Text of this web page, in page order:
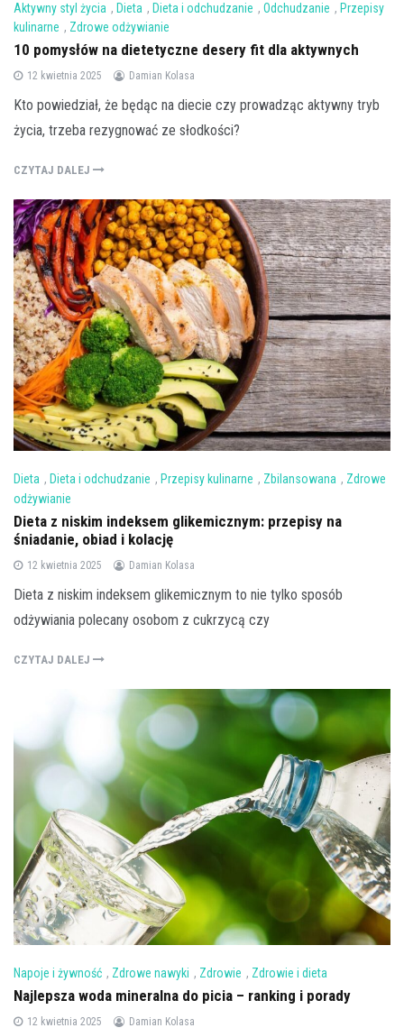
Aktywny styl życia , Dieta , Dieta i odchudzanie , Odchudzanie , Przepisy
kulinarne , Zdrowe odżywianie
10 pomysłów na dietetyczne desery fit dla aktywnych
12 kwietnia 2025 Damian Kolasa
Kto powiedział, że będąc na diecie czy prowadząc aktywny tryb
życia, trzeba rezygnować ze słodkości?
CZYTAJ DALEJ
Dieta , Dieta i odchudzanie , Przepisy kulinarne , Zbilansowana , Zdrowe
odżywianie
Dieta z niskim indeksem glikemicznym: przepisy na
śniadanie, obiad i kolację
12 kwietnia 2025 Damian Kolasa
Dieta z niskim indeksem glikemicznym to nie tylko sposób
odżywiania polecany osobom z cukrzycą czy
CZYTAJ DALEJ
Napoje i żywność , Zdrowe nawyki , Zdrowie , Zdrowie i dieta
Najlepsza woda mineralna do picia – ranking i porady
12 kwietnia 2025 Damian Kolasa